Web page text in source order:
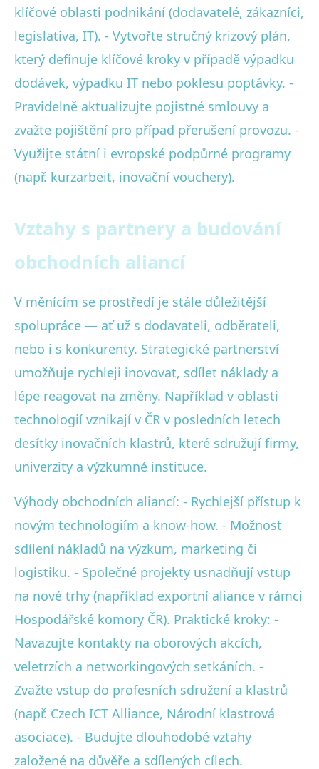
klíčové oblasti podnikání (dodavatelé, zákazníci,
legislativa, IT). - Vytvořte stručný krizový plán,
který definuje klíčové kroky v případě výpadku
dodávek, výpadku IT nebo poklesu poptávky. -
Pravidelně aktualizujte pojistné smlouvy a
zvažte pojištění pro případ přerušení provozu. -
Využijte státní i evropské podpůrné programy
(např. kurzarbeit, inovační vouchery).
Vztahy s partnery a budování
obchodních aliancí
V měnícím se prostředí je stále důležitější
spolupráce — ať už s dodavateli, odběrateli,
nebo i s konkurenty. Strategické partnerství
umožňuje rychleji inovovat, sdílet náklady a
lépe reagovat na změny. Například v oblasti
technologií vznikají v ČR v posledních letech
desítky inovačních klastrů, které sdružují firmy,
univerzity a výzkumné instituce.
Výhody obchodních aliancí: - Rychlejší přístup k
novým technologiím a know-how. - Možnost
sdílení nákladů na výzkum, marketing či
logistiku. - Společné projekty usnadňují vstup
na nové trhy (například exportní aliance v rámci
Hospodářské komory ČR). Praktické kroky: -
Navazujte kontakty na oborových akcích,
veletrzích a networkingových setkáních. -
Zvažte vstup do profesních sdružení a klastrů
(např. Czech ICT Alliance, Národní klastrová
asociace). - Budujte dlouhodobé vztahy
založené na důvěře a sdílených cílech.